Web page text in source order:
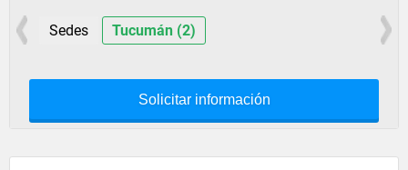
Sedes Tucumán (2)
Solicitar información